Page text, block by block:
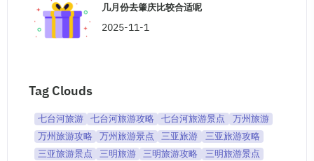
几月份去肇庆比较合适呢
2025-11-1
Tag Clouds
七台河旅游 七台河旅游攻略 七台河旅游景点
万州旅游
万州旅游攻略
万州旅游景点 三亚旅游
三亚旅游攻略
三亚旅游景点
三明旅游 三明旅游攻略
三明旅游景点